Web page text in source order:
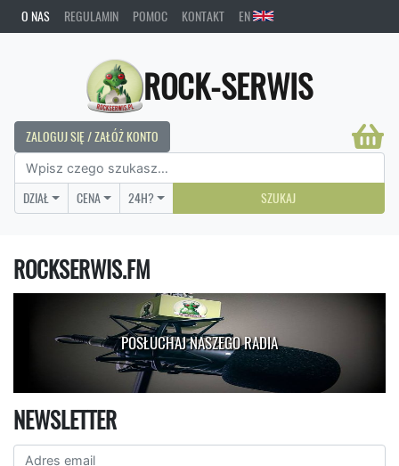
O NAS REGULAMIN POMOC KONTAKT EN
ROCK-SERWIS
ZALOGUJ SIĘ / ZAŁÓŻ KONTO
DZIAŁ CENA 24H? SZUKAJ
ROCKSERWIS.FM
POSŁUCHAJ NASZEGO RADIA
NEWSLETTER